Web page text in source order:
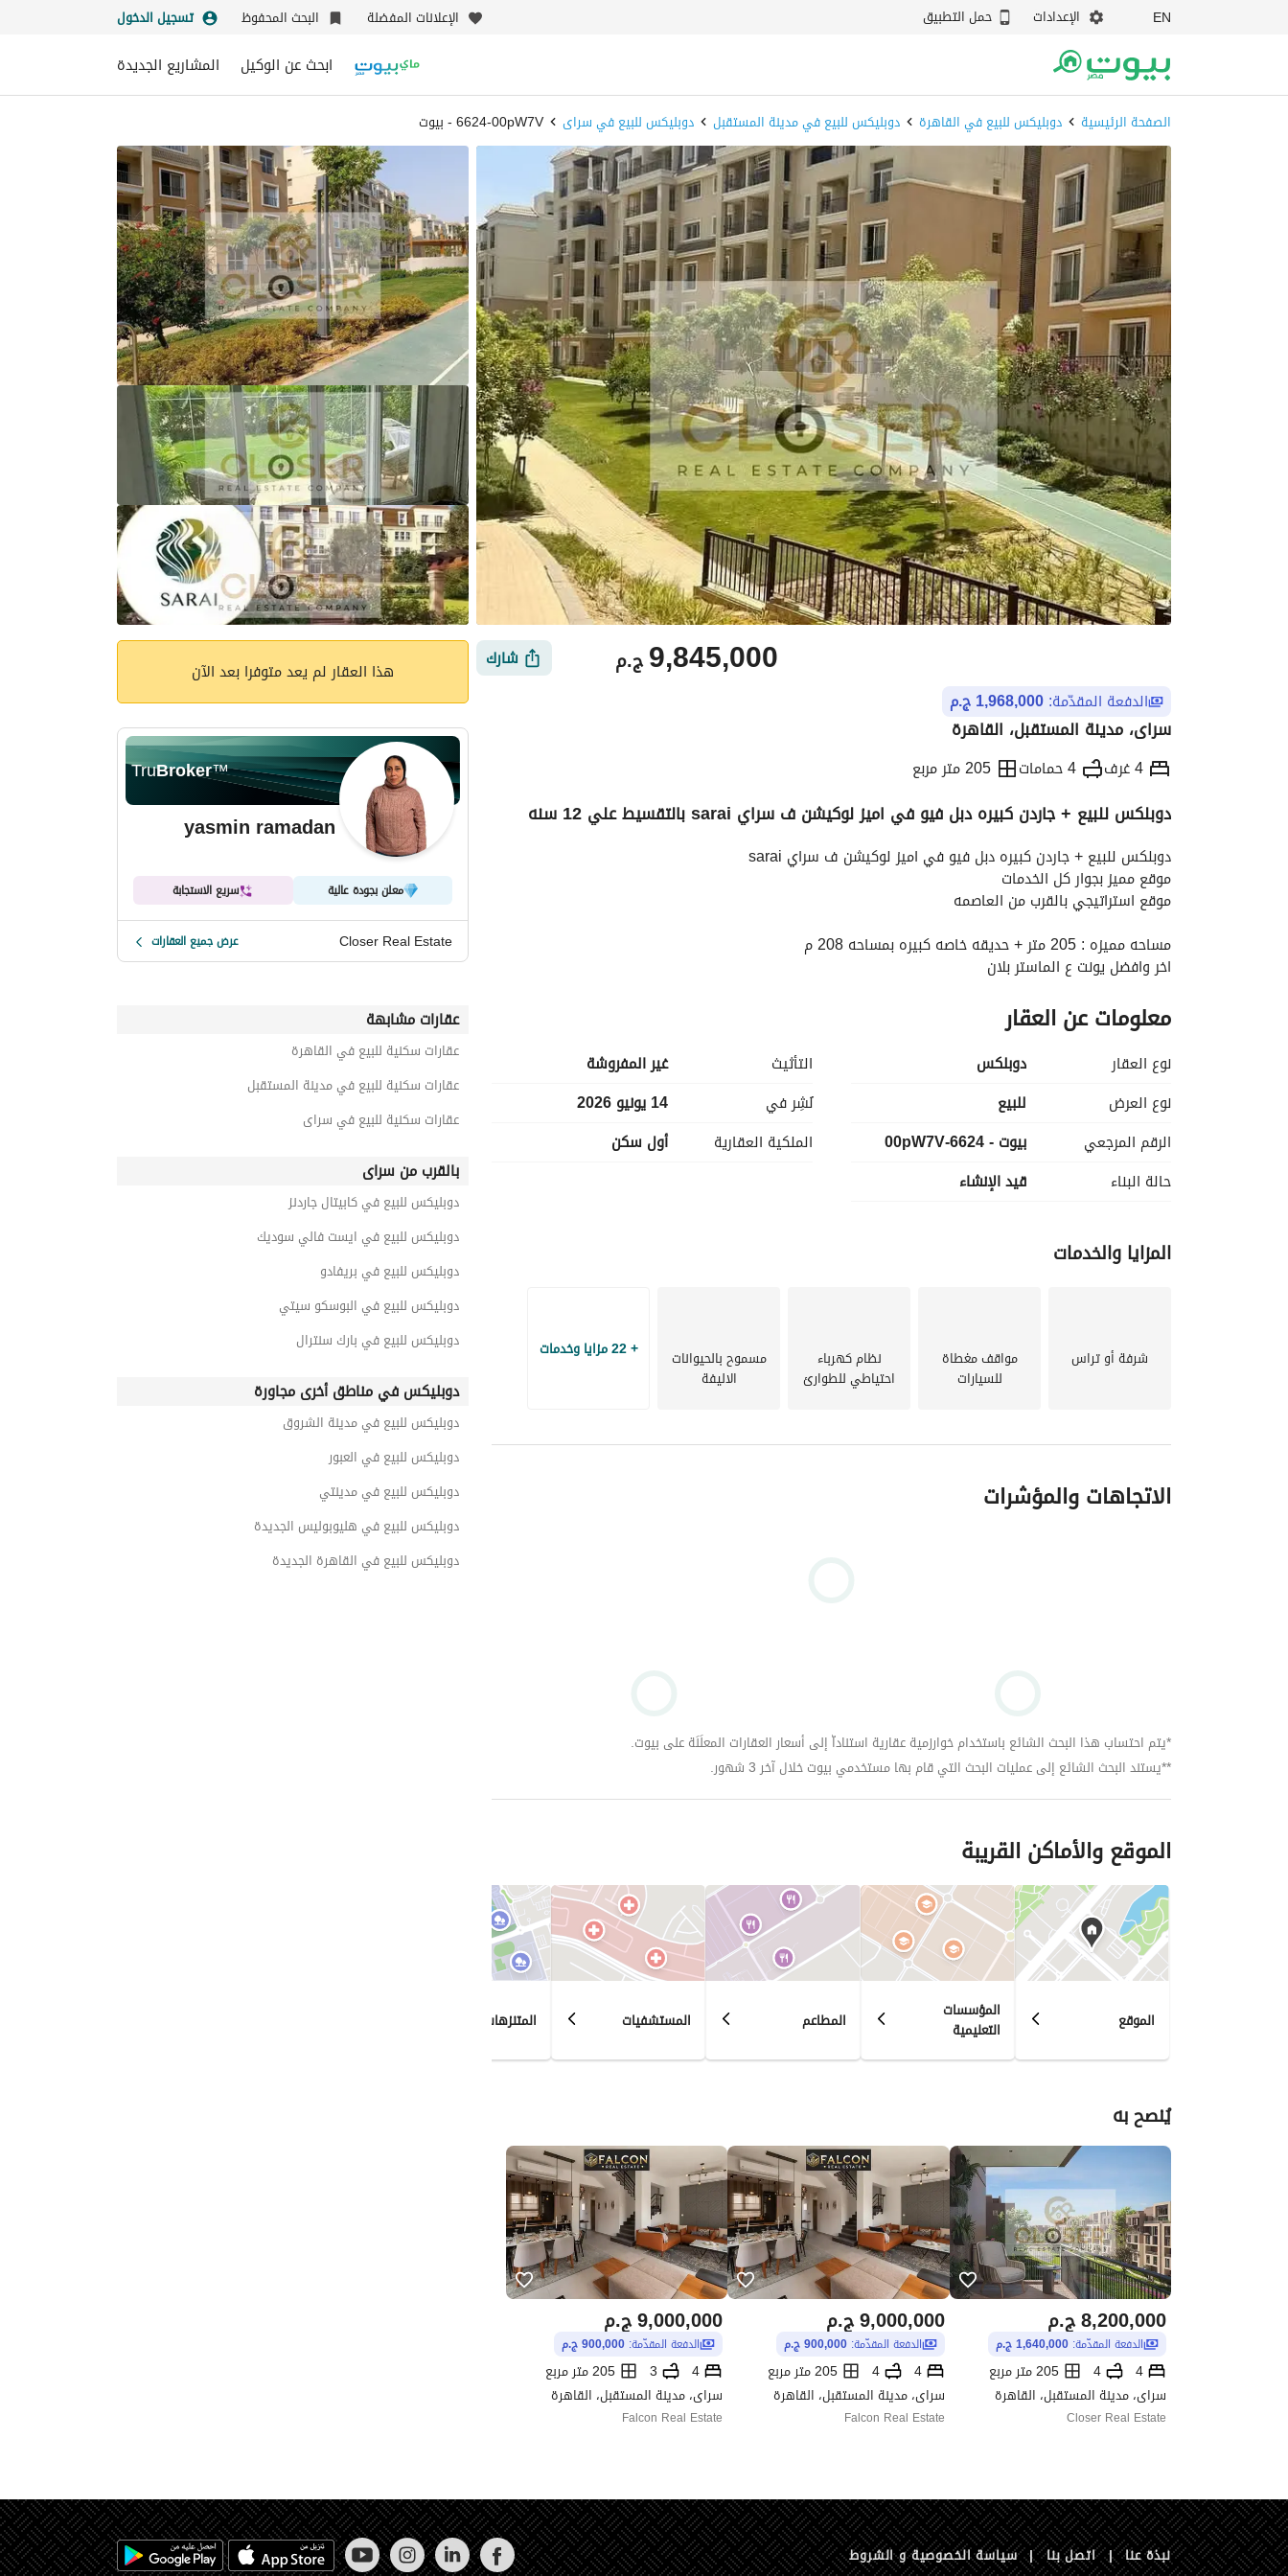
EN الإعدادات حمل التطبيق الإعلانات المفضلة البحث المحفوظ تسجيل الدخول
ابحث عن الوكيل المشاريع الجديدة
الصفحة الرئيسية دوبليكس للبيع في القاهرة دوبليكس للبيع في مدينة المستقبل دوبليكس للبيع في سراى 6624-00pW7V - بيوت
ج.م9,845,000 شارك
الدفعة المقدّمة: 1,968,000 ج.م
سراى، مدينة المستقبل، القاهرة
4 غرف 4 حمامات 205 متر مربع
الموقع والأماكن القريبة
دوبلكس للبيع + جاردن كبيره دبل فيو في اميز لوكيشن ف سراي sarai بالتقسيط علي 12 سنه
دوبلكس للبيع + جاردن كبيره دبل فيو في اميز لوكيشن ف سراي sarai
موقع مميز بجوار كل الخدمات
موقع استراتيجي بالقرب من العاصمه
مساحه مميزه : 205 متر + حديقه خاصه كبيره بمساحه 208 م
اخر وافضل يونت ع الماستر بلان
مطلوب مقدم تعاقد : 1.968. 000 والمتبقي علي 12 سنه
او بخصم مميز للكاش ( 9.845. 000 )
مميزات الكمبوند مساحات خضراء وبحيرات كريستاليه
نادي رياضي وخدمات متكامله داخل وخارج الكمبوند
للتواصل والمعاينه /
عرض معلومات الاتصال + واتساب
معلومات عن العقار
نوع العقار
دوبلكس
نوع العرض
للبيع
الرقم المرجعي
بيوت - 6624-00pW7V
حالة البناء
قيد الإنشاء
التأثيث
غير المفروشة
نُشِر في
14 يونيو 2026
الملكية العقارية
أول سكن
المزايا والخدمات
شرفة أو تراس مواقف مغطاة
للسيارات
نظام كهرباء
احتياطي للطوارئ
مسموح بالحيوانات
الاليفة
+ 22 مزايا وخدمات
الاتجاهات والمؤشرات
*يتم احتساب هذا البحث الشائع باستخدام خوارزمية عقارية استناداّ إلى أسعار العقارات المعلَنَة على بيوت.
**يستند البحث الشائع إلى عمليات البحث التي قام بها مستخدمي بيوت خلال آخر 3 شهور.
الموقع والأماكن القريبة
الموقع المؤسسات
التعليمية المطاعم المستشفيات المتنزهات
يُنصح به
ج.م8,200,000
الدفعة المقدّمة: 1,640,000 ج.م
4
4
205 متر مربع
سراى، مدينة المستقبل، القاهرة
Closer Real Estate
ج.م9,000,000
الدفعة المقدّمة:900,000 ج.م
4
4
205 متر مربع
سراى، مدينة المستقبل، القاهرة
Falcon Real Estate
ج.م9,000,000
الدفعة المقدّمة: 900,000 ج.م
4
3
205 متر مربع
سراى، مدينة المستقبل، القاهرة
Falcon Real Estate
هذا العقار لم يعد متوفرا بعد الآن
TruBroker™
yasmin ramadan
معلن بجودة عالية سريع الاستجابة
Closer Real Estate عرض جميع العقارات
عقارات مشابهة
عقارات سكنية للبيع في القاهرة
عقارات سكنية للبيع في مدينة المستقبل
عقارات سكنية للبيع في سراى
بالقرب من سراى
دوبليكس للبيع في كابيتال جاردنز
دوبليكس للبيع في ايست فالي سوديك
دوبليكس للبيع في بريفادو
دوبليكس للبيع في البوسكو سيتي
دوبليكس للبيع في بارك سنترال
دوبليكس في مناطق أخرى مجاورة
دوبليكس للبيع في مدينة الشروق
دوبليكس للبيع في العبور
دوبليكس للبيع في مدينتي
دوبليكس للبيع في هليوبوليس الجديدة
دوبليكس للبيع في القاهرة الجديدة
نبذة عنا | اتصل بنا | سياسة الخصوصية و الشروط